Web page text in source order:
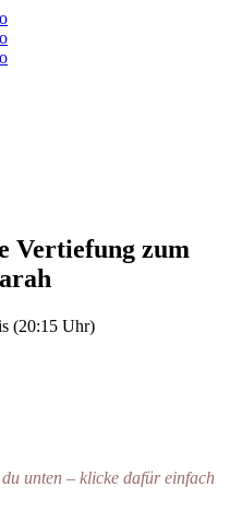
Vertiefung zum
(20:15 Uhr)
unten – klicke dafür einfach